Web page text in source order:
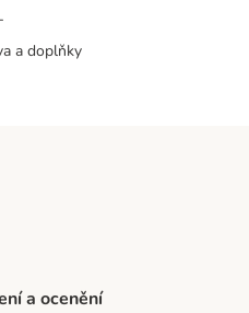
a doplňky
a ocenění